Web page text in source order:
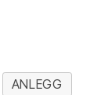
ANLEGG